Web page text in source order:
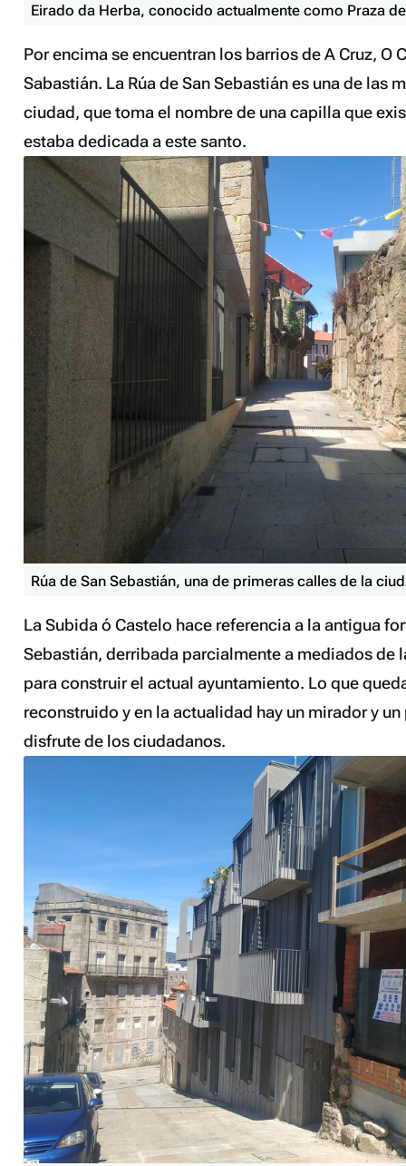
Eirado da Herba, conocido actualmente como Praza
Por encima se encuentran los barrios de A Cruz, O
Sabastián. La Rúa de San Sebastián es una de las
ciudad, que toma el nombre de una capilla que
estaba dedicada a este santo.
Rúa de San Sebastián, una de primeras calles de la
La Subida ó Castelo hace referencia a la antigua
Sebastián, derribada parcialmente a mediados de
para construir el actual ayuntamiento. Lo que
reconstruido y en la actualidad hay un mirador y un
disfrute de los ciudadanos.